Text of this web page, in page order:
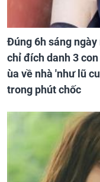
Đúng 6h sáng
chỉ đích danh 3
ùa về nhà 'như lũ
trong phút chốc